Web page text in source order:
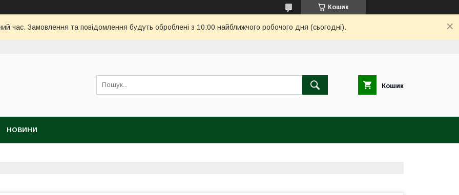
Кошик
час. Замовлення та повідомлення будуть оброблені з 10:00 найближчого робочого дня (сьогодні).
Кошик
НОВИНИ